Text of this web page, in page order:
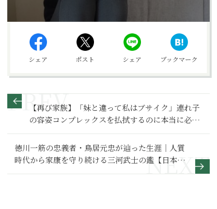
シェア ポスト シェア ブックマーク
【再び家族】「妹と違って私はブサイク」連れ子
の容姿コンプレックスを払拭するのに本当に必要
だったものとは？～その１～
徳川一筋の忠義者・鳥居元忠が辿った生涯｜人質
時代から家康を守り続ける三河武士の鑑【日本史
人物伝】